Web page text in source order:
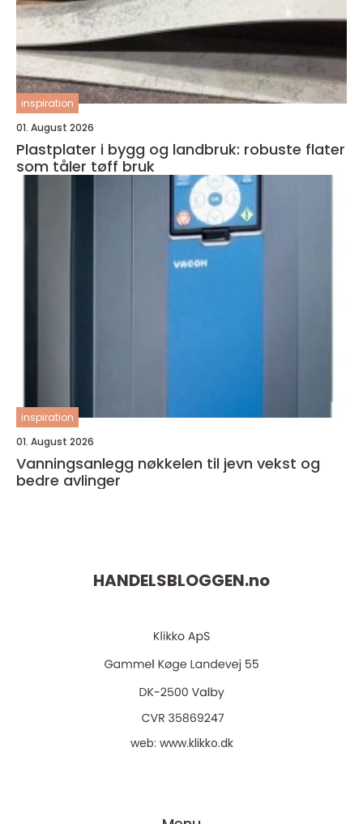
inspiration
01. August 2026
Plastplater i bygg og landbruk: robuste flater
som tåler tøff bruk
inspiration
01. August 2026
Vanningsanlegg nøkkelen til jevn vekst og
bedre avlinger
HANDELSBLOGGEN.no
web: www.klikko.dk